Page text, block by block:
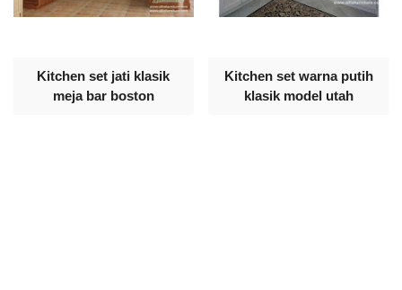
Kitchen set jati klasik
meja bar boston
Kitchen set warna putih
klasik model utah